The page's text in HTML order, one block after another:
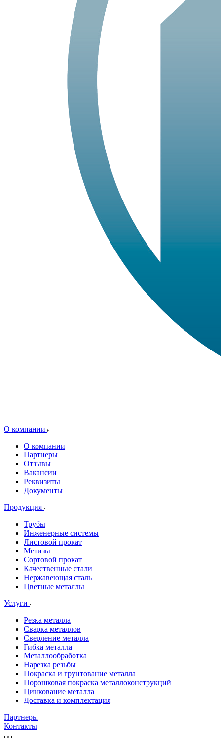
О компании
О компании
Партнеры
Отзывы
Вакансии
Реквизиты
Документы
Продукция
Трубы
Инженерные системы
Листовой прокат
Метизы
Сортовой прокат
Качественные стали
Нержавеющая сталь
Цветные металлы
Услуги
Резка металла
Сварка металлов
Сверление металла
Гибка металла
Металлообработка
Нарезка резьбы
Покраска и грунтование металла
Порошковая покраска металлоконструкций
Цинкование металла
Доставка и комплектация
Партнеры
Контакты